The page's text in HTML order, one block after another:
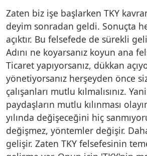
Zaten biz işe başlarken TKY
deyim sonradan geldi. Sonuçta
açıktır. Bu felsefede de sürekli
Adını ne koyarsanız koyun ana
Ticaret yapıyorsanız, dükkan
yönetiyorsanız herşeyden önce
çalışanları mutlu kılmalısınız.
paydaşların mutlu kılınması
yılında değişeceğini hiç
değişmez, yöntemler değişir.
gelişir. Zaten TKY felsefesinin